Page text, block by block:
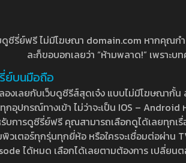
ดูซีรี่ย์ฟรี ไม่มีโฆษณา domain.com หากคุณก
ละก็ขอบอกเลยว่า “ห้ามพลาด!” เพราะ
ย์บนมือถือ
องเลยกับเว็บดูซีรีส์สุดเจ๋ง แบบไม่มีโฆษณากั้
กอุปกรณ์ทางเข้า ไม่ว่าจะเป็น IOS –
บการดูซีรี่ย์ฟรี คุณสามารถเลือกดูได้เลยทุกเ
วเตอร์ทุกรุ่นทุกยี่ห้อ หรือใครจะเชื่อมต่อผ่าน
ได้หมด เลือกได้เลยตามต้องการ เปลี่ยน